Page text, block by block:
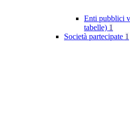
Enti pubblici
tabelle) 1
Società partecipate 1